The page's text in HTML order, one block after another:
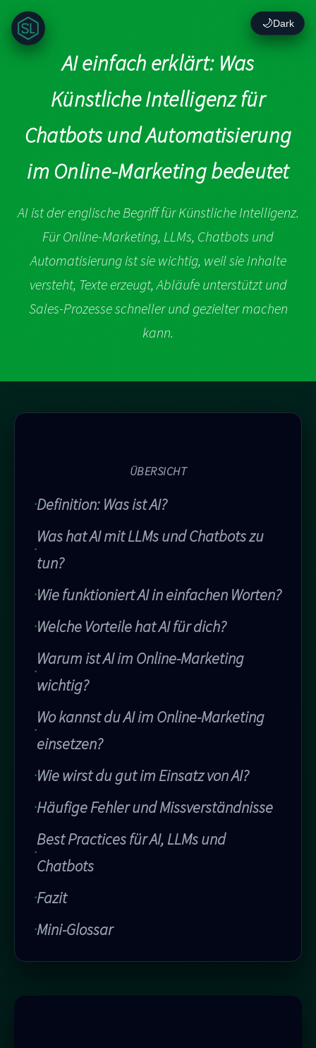
🌙Dark
AI einfach erklärt: Was
Künstliche Intelligenz für
Chatbots und Automatisierung
im Online-Marketing bedeutet
AI ist der englische Begriff für Künstliche Intelligenz.
Für Online-Marketing, LLMs, Chatbots und
Automatisierung ist sie wichtig, weil sie Inhalte
versteht, Texte erzeugt, Abläufe unterstützt und
Sales-Prozesse schneller und gezielter machen
kann.
ÜBERSICHT
Definition: Was ist AI?
Was hat AI mit LLMs und Chatbots zu
tun?
Wie funktioniert AI in einfachen Worten?
Welche Vorteile hat AI für dich?
Warum ist AI im Online-Marketing
wichtig?
Wo kannst du AI im Online-Marketing
einsetzen?
Wie wirst du gut im Einsatz von AI?
Häufige Fehler und Missverständnisse
Best Practices für AI, LLMs und
Chatbots
Fazit
Mini-Glossar